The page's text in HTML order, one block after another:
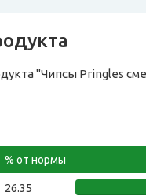
"Чипсы Pringles
% от нормы
26.35